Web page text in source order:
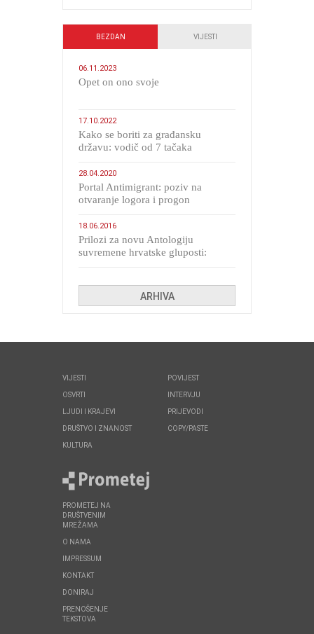
BEZDAN VIJESTI
06.11.2023
​Opet on ono svoje
17.10.2022
Kako se boriti za građansku
državu: vodič od 7 tačaka
28.04.2020
Portal Antimigrant: poziv na
otvaranje logora i progon
18.06.2016
Prilozi za novu Antologiju
suvremene hrvatske gluposti:
ARHIVA
VIJESTI
OSVRTI
LJUDI I KRAJEVI
DRUŠTVO I ZNANOST
KULTURA
POVIJEST
INTERVJU
PRIJEVODI
COPY/PASTE
PROMETEJ NA
DRUŠTVENIM
MREŽAMA
O NAMA
IMPRESSUM
KONTAKT
DONIRAJ
PRENOŠENJE
TEKSTOVA